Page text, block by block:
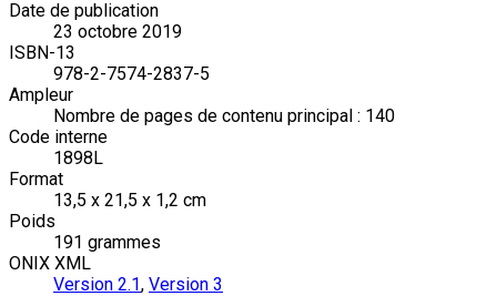
Date de publication
23 octobre 2019
ISBN-13
978-2-7574-2837-5
Ampleur
Nombre de pages de contenu principal : 140
Code interne
1898L
Format
13,5 x 21,5 x 1,2 cm
Poids
191 grammes
ONIX XML
Version 2.1, Version 3